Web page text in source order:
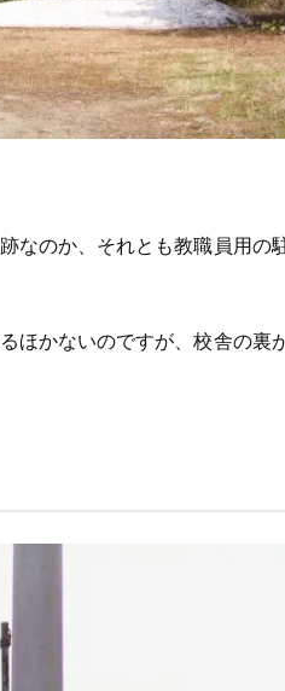
なのか、それとも教職員用の
ほかないのですが、校舎の裏